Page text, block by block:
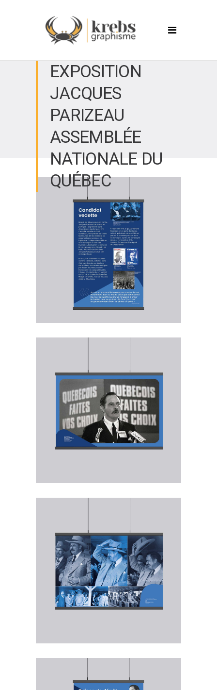
EXPOSITION
JACQUES
PARIZEAU
ASSEMBLÉE
NATIONALE DU
QUÉBEC